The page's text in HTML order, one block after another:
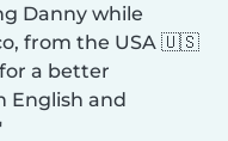
Danny while
from the USA 🇺🇸
a better
English and